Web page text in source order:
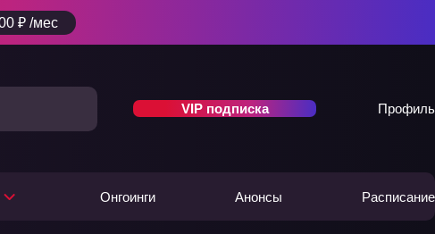
₽ /мес
VIP подписка Профиль
Онгоинги Анонсы Расписание